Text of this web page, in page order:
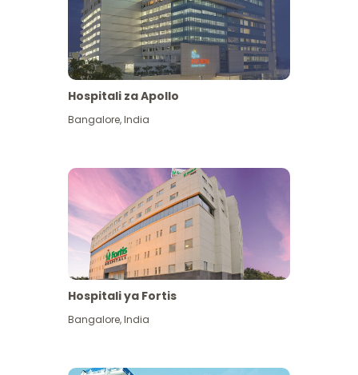
Hospitali za Apollo
Bangalore,India
Hospitali ya Fortis
Bangalore,India